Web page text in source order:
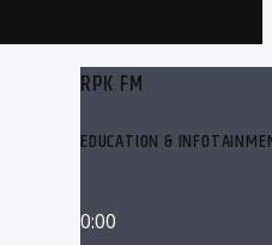
RPK FM
EDUCATION &
0:00